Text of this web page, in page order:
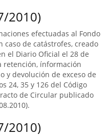
2010)
efectuadas al Fondo
caso de catástrofes, creado
el Diario Oficial el 28 de
retención, ínformación
y devolución de exceso de
24, 35 y 126 del Código
de Circular publicado
2010)